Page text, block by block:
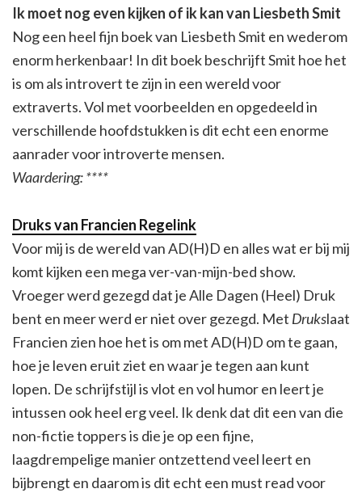
Ik moet nog even kijken of ik kan van Liesbeth Smit
Nog een heel fijn boek van Liesbeth Smit en wederom
enorm herkenbaar! In dit boek beschrijft Smit hoe het
is om als introvert te zijn in een wereld voor
extraverts. Vol met voorbeelden en opgedeeld in
verschillende hoofdstukken is dit echt een enorme
aanrader voor introverte mensen.
Waardering: ****
Druks van Francien Regelink
Voor mij is de wereld van AD(H)D en alles wat er bij mij
komt kijken een mega ver-van-mijn-bed show.
Vroeger werd gezegd dat je Alle Dagen (Heel) Druk
bent en meer werd er niet over gezegd. Met Drukslaat
Francien zien hoe het is om met AD(H)D om te gaan,
hoe je leven eruit ziet en waar je tegen aan kunt
lopen. De schrijfstijl is vlot en vol humor en leert je
intussen ook heel erg veel. Ik denk dat dit een van die
non-fictie toppers is die je op een fijne,
laagdrempelige manier ontzettend veel leert en
bijbrengt en daarom is dit echt een must read voor